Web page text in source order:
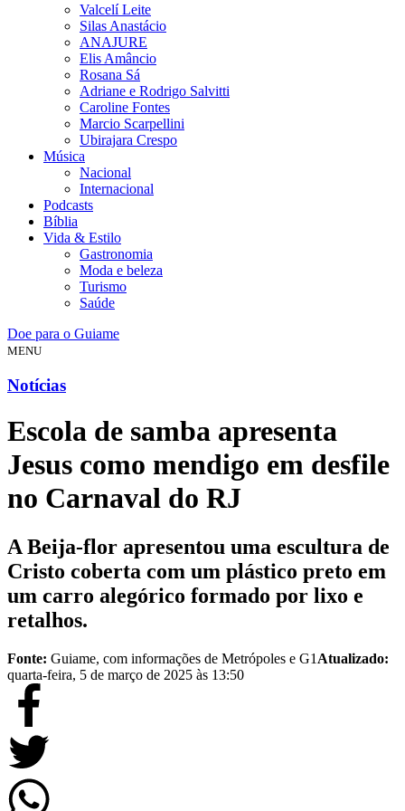
Valcelí Leite
Silas Anastácio
ANAJURE
Elis Amâncio
Rosana Sá
Adriane e Rodrigo Salvitti
Caroline Fontes
Marcio Scarpellini
Ubirajara Crespo
Música
Nacional
Internacional
Podcasts
Bíblia
Vida & Estilo
Gastronomia
Moda e beleza
Turismo
Saúde
Doe para o Guiame
MENU
Notícias
Escola de samba apresenta
Jesus como mendigo em desfile
no Carnaval do RJ
A Beija-flor apresentou uma escultura de
Cristo coberta com um plástico preto em
um carro alegórico formado por lixo e
retalhos.
Fonte: Guiame, com informações de Metrópoles e G1 Atualizado:
quarta-feira, 5 de março de 2025 às 13:50